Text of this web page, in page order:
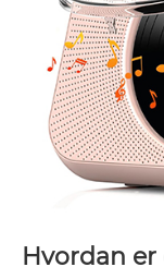
Hvordan